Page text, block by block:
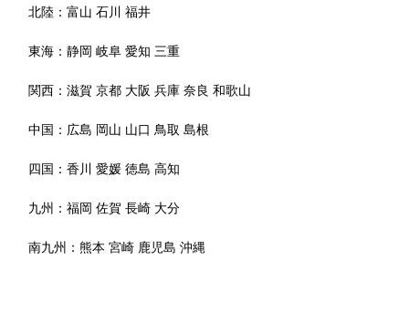
北陸：富山 石川 福井
東海：静岡 岐阜 愛知 三重
関西：滋賀 京都 大阪 兵庫 奈良 和歌山
中国： 広島 岡山 山口 鳥取 島根
四国：香川 愛媛 徳島 高知
九州：福岡 佐賀 長崎 大分
南九州：熊本 宮崎 鹿児島 沖縄